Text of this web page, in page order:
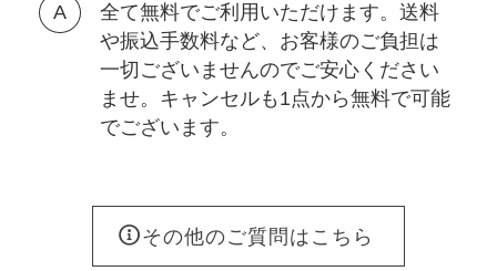
全て無料でご利用いただけます。送料
や振込手数料など、お客様のご負担は
一切ございませんのでご安心ください
ませ。キャンセルも1点から無料で可能
でございます。
その他のご質問はこちら